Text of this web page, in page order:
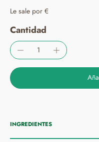
Le sale por €
Cantidad
INGREDIENTES